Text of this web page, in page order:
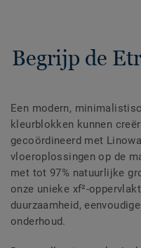
Begrijp de
Een modern,
kleurblokken kunnen
gecoördineerd met
vloeroplossingen op de
met tot 97% natuurlijke
onze unieke xf²-
duurzaamheid,
onderhoud.